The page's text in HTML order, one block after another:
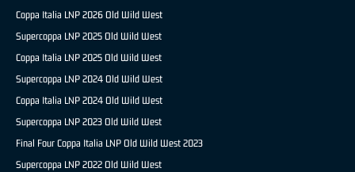
Coppa Italia LNP 2026 Old Wild West
Supercoppa LNP 2025 Old Wild West
Coppa Italia LNP 2025 Old Wild West
Supercoppa LNP 2024 Old Wild West
Coppa Italia LNP 2024 Old Wild West
Supercoppa LNP 2023 Old Wild West
Final Four Coppa Italia LNP Old Wild West 2023
Supercoppa LNP 2022 Old Wild West